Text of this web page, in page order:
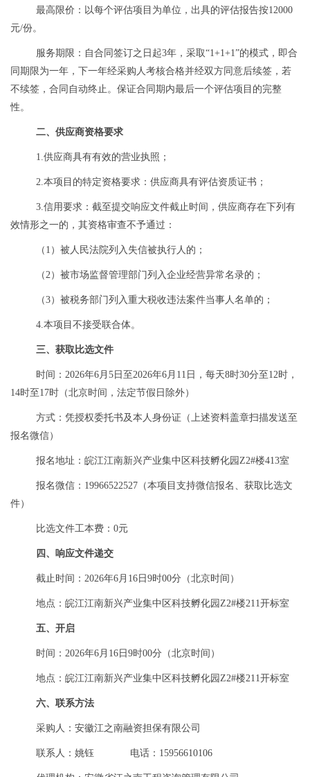
最高限价：以每个评估项目为单位，出具的评估报告按12000
元/份。
服务期限：自合同签订之日起3年，采取“1+1+1”的模式，即合
同期限为一年，下一年经采购人考核合格并经双方同意后续签，若
不续签，合同自动终止。保证合同期内最后一个评估项目的完整
性。
二、供应商资格要求
1.供应商具有有效的营业执照；
2.本项目的特定资格要求：供应商具有评估资质证书；
3.信用要求：截至提交响应文件截止时间，供应商存在下列有
效情形之一的，其资格审查不予通过：
（ 1）被人民法院列入失信被执行人的；
（2）被市场监督管理部门列入企业经营异常名录的；
（3）被税务部门列入重大税收违法案件当事人名单的；
4.本项目不接受联合体。
三、获取 比选文件
时间：2026年6月5日至2026年6月11日，每天8时30分至12时 ，
14时至 17时（北京时间，法定节假日除外）
方式：凭授权委托书及本人身份证（上述资料盖章扫描发送至
报名微信）
报名地址：皖江江南新兴产业集中区科技孵化园Z2#楼413室
报名微信：19966522527（本项目支持微信报名、获取比选文
件）
比选文件工本费：0元
四、响应文件递交
截止时间：2026年6月16日9时00分（北京时间）
地点：皖江江南新兴产业集中区科技孵化园Z2#楼211开标室
五、开启
时间：2026年6月16日9时00分（北京时间）
地点：皖江江南新兴产业集中区科技孵化园Z2#楼211开标室
六、联系方法
采购人：安徽江之南融资担保有限公司
联系人：姚钰 电话： 15956610106